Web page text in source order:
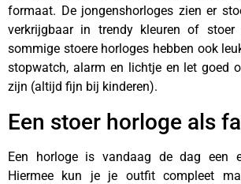
formaat. De jongenshorloges zien er
verkrijgbaar in trendy kleuren of
sommige stoere horloges hebben ook
stopwatch, alarm en lichtje en let goed
zijn (altijd fijn bij kinderen).
Een stoer horloge als
Een horloge is vandaag de dag een
Hiermee kun je je outfit compleet